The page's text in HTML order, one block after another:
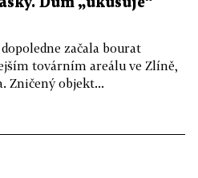
začala bourat
továrním areálu ve Zlíně,
Zničený objekt...